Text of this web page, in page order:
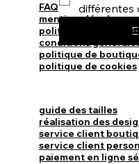
différentes
FAQ
mentions légales
politique de
conditions
politique de
politique de cookies
guide des tailles
réalisation des
service client
service client
paiement en ligne